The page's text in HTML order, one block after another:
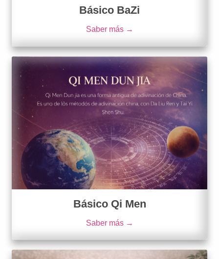
Básico BaZi
Saber más →
Básico Qi Men
Saber más →